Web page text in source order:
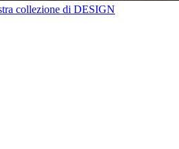
collezione di DESIGN